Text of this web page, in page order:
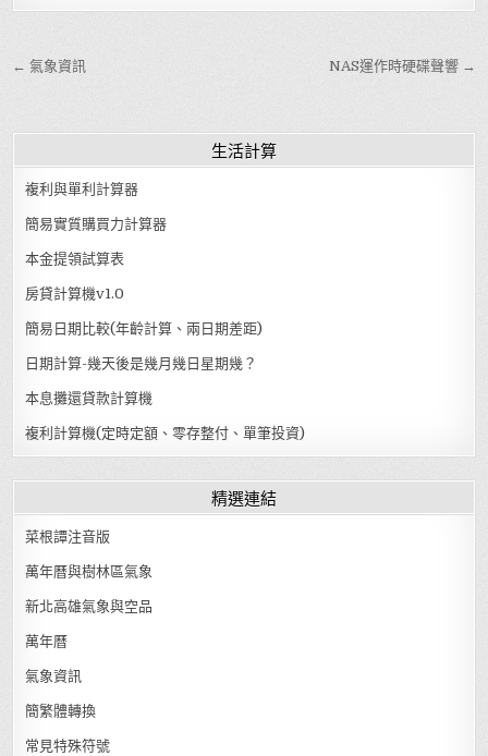
文章導覽 NAS運作時硬碟聲響 →
← 氣象資訊
生活計算
複利與單利計算器
簡易實質購買力計算器
本金提領試算表
房貸計算機v1.0
簡易日期比較(年齡計算、兩日期差距)
日期計算-幾天後是幾月幾日星期幾？
本息攤還貸款計算機
複利計算機(定時定額、零存整付、單筆投資)
精選連結
菜根譚注音版
萬年曆與樹林區氣象
新北高雄氣象與空品
萬年曆
氣象資訊
簡繁體轉換
常見特殊符號